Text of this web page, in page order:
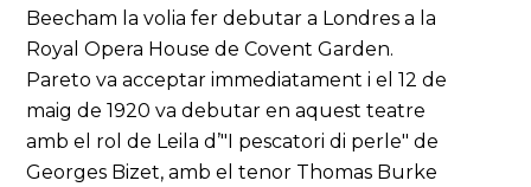
Beecham la volia fer debutar a Londres a la
Royal Opera House de Covent Garden.
Pareto va acceptar immediatament i el 12 de
maig de 1920 va debutar en aquest teatre
amb el rol de Leila d’"I pescatori di perle" de
Georges Bizet, amb el tenor Thomas Burke